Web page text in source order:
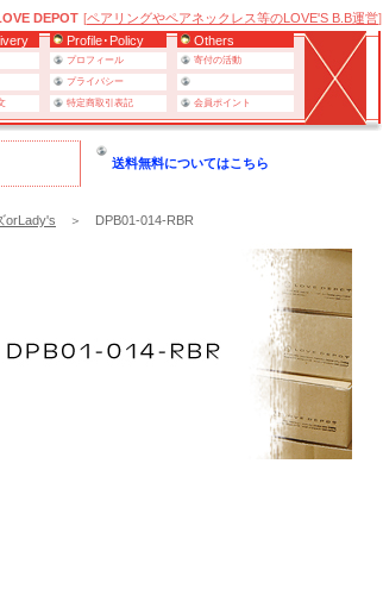
DEPOT [ペアリングやペアネックレス等のLOVE'S B.B運営]
Profile･Policy Others
プロフィール
寄付の活動
プライバシー
特定商取引表記 会員ポイント
送料無料についてはこちら
orLady's ＞ DPB01-014-RBR